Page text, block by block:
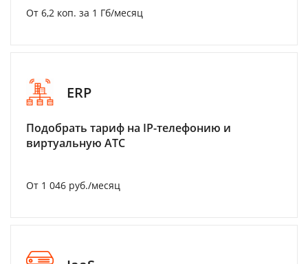
От 6,2 коп. за 1 Гб/месяц
ERP
Подобрать тариф на IP-телефонию и
виртуальную АТС
От 1 046 руб./месяц